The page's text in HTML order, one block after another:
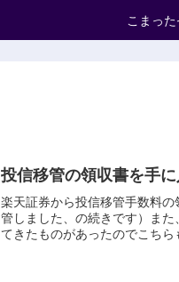
こまった
投信移管の領収書を手に
楽天証券から投信移管手数料
管しました、の続きです）ま
てきたものがあったのでこちら